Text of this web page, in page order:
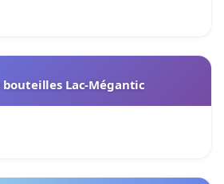
bouteilles Lac-Mégantic